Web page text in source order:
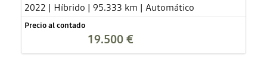
2022 | Híbrido | 95.333 km | Automático
Precio al contado
19.500 €